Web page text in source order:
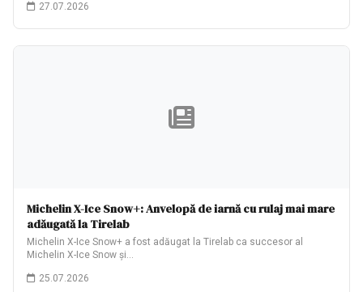
27.07.2026
Michelin X-Ice Snow+: Anvelopă de iarnă cu rulaj mai mare
adăugată la Tirelab
Michelin X-Ice Snow+ a fost adăugat la Tirelab ca succesor al
Michelin X-Ice Snow și…
25.07.2026